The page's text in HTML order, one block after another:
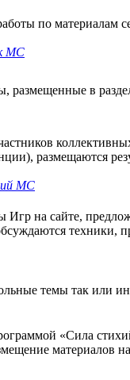
по материалам
МС
размещенные в
размещаются
МС
Игр на сайте,
техники,
темы так или
«Сила
материалов